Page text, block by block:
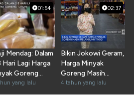
01:54
Mendag: Dalam
Hari Lagi Harga
Goreng
yang lalu
02:37
Bikin Jokowi Geram,
Harga Minyak
Goreng Masih
Tinggi
4 tahun yang lalu